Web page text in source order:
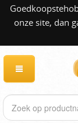
onze site, dan